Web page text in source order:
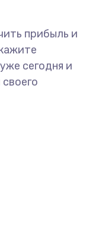
прибыль и
сегодня и